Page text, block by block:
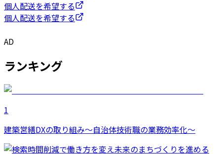
個人配送を希望する
個人配送を希望する
AD
ランキング
1
建築営繕DXの取り組み～自治体技術職の業務効率化～